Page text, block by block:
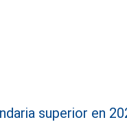
superior en